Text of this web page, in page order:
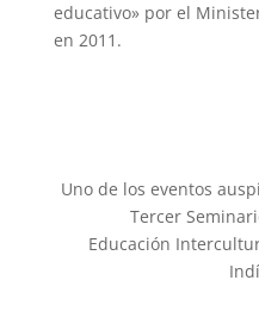
educativo» por el
en 2011.
Uno de los eventos
Tercer
Educación